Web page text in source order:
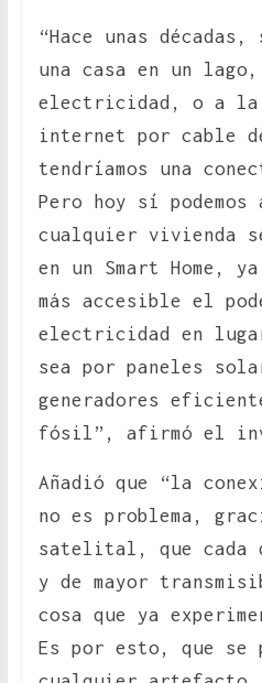
“Hace unas décadas,
una casa en un
electricidad, o a la
internet por cable
tendríamos una
Pero hoy sí podemos
cualquier vivienda
en un Smart Home,
más accesible el
electricidad en
sea por paneles
generadores
fósil”, afirmó el
Añadió que “la
no es problema,
satelital, que cada
y de mayor
cosa que ya
Es por esto, que se